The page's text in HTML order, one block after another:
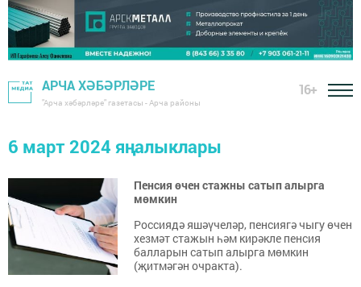
АРЧА ХӘБӘРЛӘРЕ
"Арча хәбәрләре" газетасы - Арча районы
16+
6 март 2024 яңалыклары
Пенсия өчен стажны сатып алырга
мөмкин
Россиядә яшәүчеләр, пенсиягә чыгу өчен
хезмәт стажын һәм кирәкле пенсия
балларын сатып алырга мөмкин
(җитмәгән очракта).